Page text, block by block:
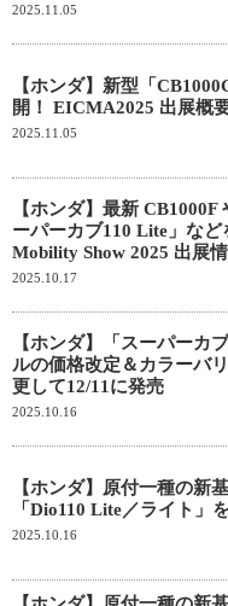
2025.11.05
【ホンダ】新型「
開！ EICMA2025 出展概
2025.11.05
【ホンダ】最新 CB1000F
ーパーカブ110 Lite」など
Mobility Show 2025 出展
2025.10.17
【ホンダ】「スーパーカ
ルの価格改定＆カラーバ
更して12/11に発売
2025.10.16
【ホンダ】原付一種の新
「Dio110 Lite／ライト」
2025.10.16